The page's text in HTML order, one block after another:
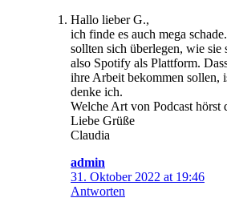
Hallo lieber G.,
ich finde es auch mega
sollten sich überlegen, wie
also Spotify als Plattform.
ihre Arbeit bekommen sollen,
denke ich.
Welche Art von Podcast hörst
Liebe Grüße
Claudia
admin
31. Oktober 2022 at 19:46
Antworten